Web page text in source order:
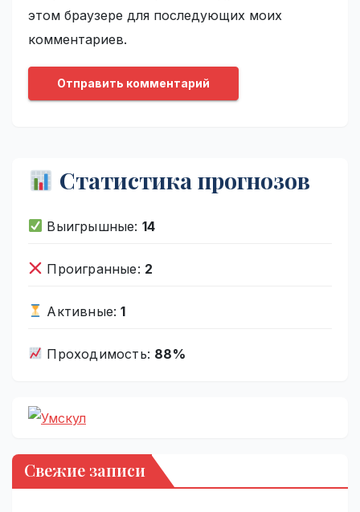
этом браузере для последующих моих
комментариев.
Статистика прогнозов
Выигрышные: 14
Проигранные: 2
Активные:1
Проходимость: 88%
Свежие записи